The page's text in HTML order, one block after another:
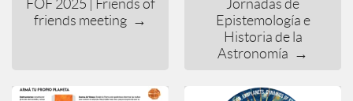
FOF 2025 | Friends of
friends meeting →
Jornadas de
Epistemología e
Historia de la
Astronomía →